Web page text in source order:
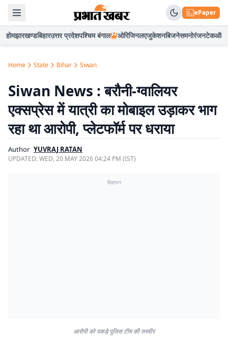
ePaper
होमझारखण्डबिहारउत्तर प्रदेशपश्चिम बंगाल ओरिजिनलएजुकेशनबिजनेसमनोरंजनटेकऑटो
Home State Bihar Siwan
Siwan News : बरौनी-ग्वालियर
एक्सप्रेस में यात्री का मोबाइल उड़ाकर भाग
रहा था आरोपी, प्लेटफॉर्म पर धराया
Author YUVRAJ RATAN
UPDATED:WED, 20 MAY 2026 04:24 PM (IST)
विज्ञापन
आरोपी को पकड़े पुलिस टीम की तस्वीर